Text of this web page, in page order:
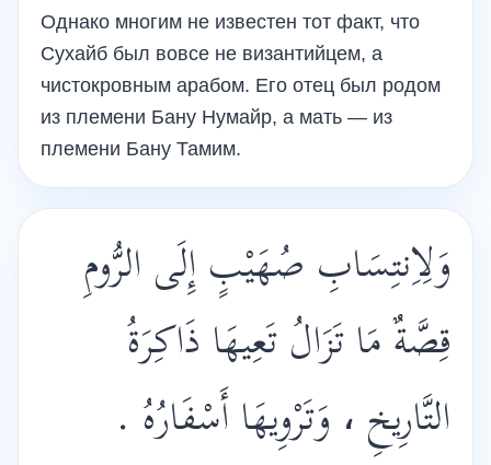
Однако многим не известен тот факт, что
Сухайб был вовсе не византийцем, а
чистокровным арабом. Его отец был родом
из племени Бану Нумайр, а мать — из
племени Бану Тамим.
وَلِاِنتِسَابِ صُهَيْبٍ إِلَى الرُّومِ
قِصَّةٌ مَا تَزَالُ تَعِيهَا ذَاكِرَةُ
التَّارِيخِ ، وَتَرْوِيهَا أَسْفَارُهُ .